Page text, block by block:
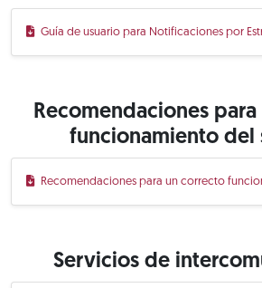
Guía de usuario para Notificaciones por
Recomendaciones
funcionamiento del
Recomendaciones para un correcto
Servicios de